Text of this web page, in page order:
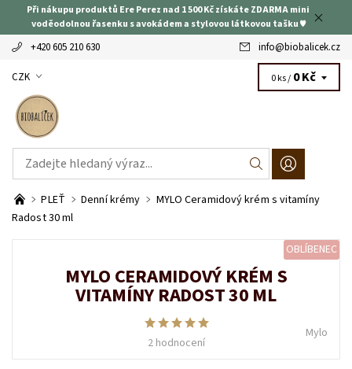
Při nákupu produktů Ere Perez nad 1 500 Kč získáte ZDARMA mini
voděodolnou řasenku s avokádem a stylovou látkovou tašku ♥
+420 605 210 630 info@biobalicek.cz
CZK 0 ks / 0 Kč
PLEŤ Denní krémy
MYLO Ceramidový krém s vitamíny
Radost 30 ml
OBLÍBENEC
MYLO CERAMIDOVÝ KRÉM S
VITAMÍNY RADOST 30 ML
2 hodnocení
Mylo